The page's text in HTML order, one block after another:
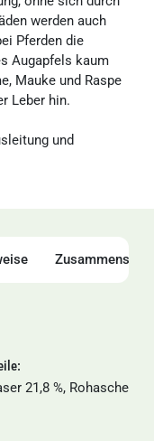
werden auch
Pferden die
Augapfels kaum
Mauke und Raspe
Leber hin.
und
21,8 %, Rohasche